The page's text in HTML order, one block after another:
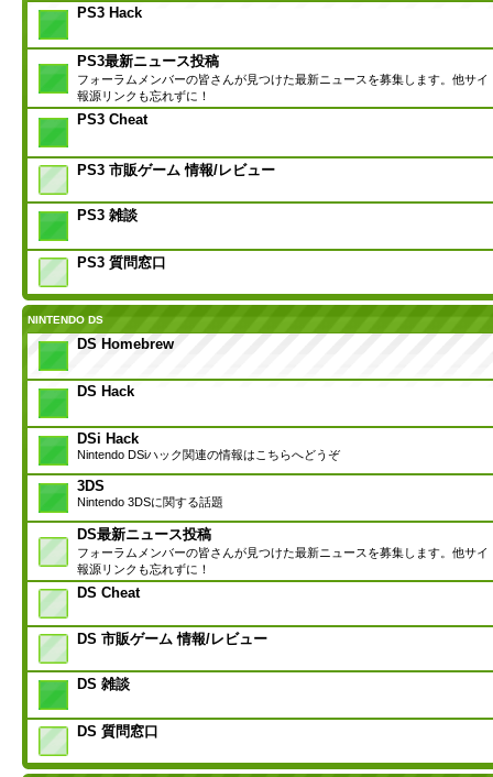
PS3 Hack
PS3最新ニュース投稿
フォーラムメンバーの皆さんが見つけた最新ニュースを募集します。他サイ
報源リンクも忘れずに！
PS3 Cheat
PS3 市販ゲーム 情報/レビュー
PS3 雑談
PS3 質問窓口
NINTENDO DS
DS Homebrew
DS Hack
DSi Hack
Nintendo DSiハック関連の情報はこちらへどうぞ
3DS
Nintendo 3DSに関する話題
DS最新ニュース投稿
フォーラムメンバーの皆さんが見つけた最新ニュースを募集します。他サイ
報源リンクも忘れずに！
DS Cheat
DS 市販ゲーム 情報/レビュー
DS 雑談
DS 質問窓口